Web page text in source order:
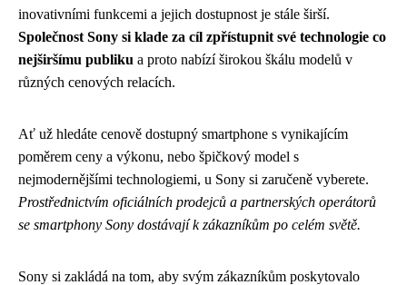
inovativními funkcemi a jejich dostupnost je stále širší.
Společnost Sony si klade za cíl zpřístupnit své technologie co
nejširšímu publiku a proto nabízí širokou škálu modelů v
různých cenových relacích.
Ať už hledáte cenově dostupný smartphone s vynikajícím
poměrem ceny a výkonu, nebo špičkový model s
nejmodernějšími technologiemi, u Sony si zaručeně vyberete.
Prostřednictvím oficiálních prodejců a partnerských operátorů
se smartphony Sony dostávají k zákazníkům po celém světě.
Sony si zakládá na tom, aby svým zákazníkům poskytovalo